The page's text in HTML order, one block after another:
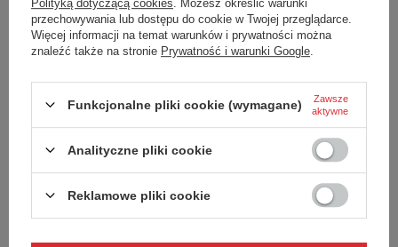
Jeśli nie znalazłeś w naszej ofercie produktu, a chciałbyś kupić go w
naszym sklepie, możesz skorzystać ze specjalnego formularza i
przesłać nam opis szukanego przedmiotu. Aby móc to zrobić musisz
byćzalogowany.
Polityką dotyczącą cookies . Możesz określić warunki
przechowywania lub dostępu do cookie w Twojej przeglądarce.
Więcej informacji na temat warunków i prywatności można
znaleźć także na stronie Prywatność i warunki Google
Funkcjonalne pliki cookie (wymagane)
Zawsze
aktywne
Analityczne pliki cookie
Reklamowe pliki cookie